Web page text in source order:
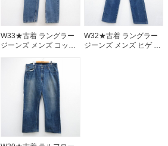
W33★古着 ラングラー
ジーンズ メンズ コット
26aug07
W32★古着 ラングラー
ジーンズ メンズ ヒゲ ネ